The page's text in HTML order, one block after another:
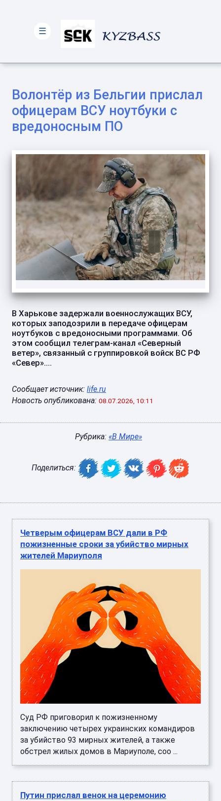
Волонтёр из Бельгии прислал
офицерам ВСУ ноутбуки с
вредоносным ПО
В Харькове задержали военнослужащих ВСУ,
которых заподозрили в передаче офицерам
ноутбуков с вредоносными программами. Об
этом сообщил телеграм-канал «Северный
ветер», связанный с группировкой войск ВС РФ
«Север»....
Сообщает источник: life.ru
Новость опубликована: 08.07.2026, 10:11
Рубрика: «В Мире»
Поделиться:
Четверым офицерам ВСУ дали в РФ
пожизненные сроки за убийство мирных
жителей Мариуполя
Суд РФ приговорил к пожизненному
заключению четырех украинских командиров
за убийство 93 мирных жителей, а также
обстрел жилых домов в Мариуполе, соо ...
Путин прислал венок на церемонию
☰